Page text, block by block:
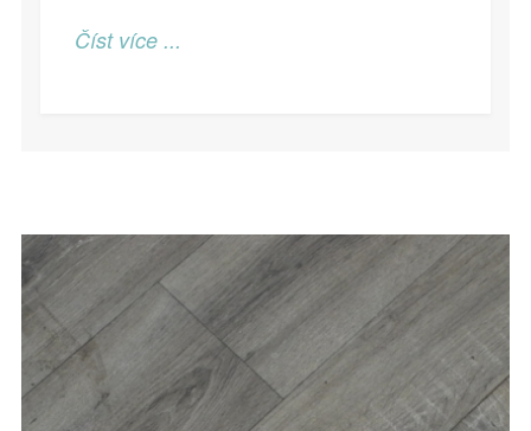
Číst více ...